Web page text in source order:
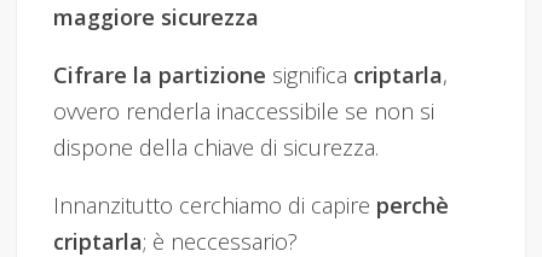
maggiore sicurezza
Cifrare la partizione significa criptarla,
ovvero renderla inaccessibile se non si
dispone della chiave di sicurezza.
Innanzitutto cerchiamo di capire perchè
criptarla; è neccessario?